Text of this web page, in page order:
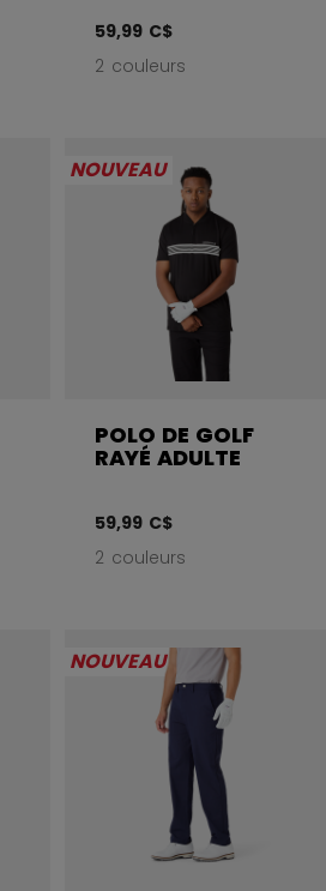
59,99 C$
2 couleurs
NOUVEAU
POLO DE GOLF
RAYÉ ADULTE
59,99 C$
2 couleurs
NOUVEAU